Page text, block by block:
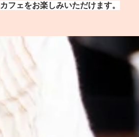
カフェをお楽しみいただけます。